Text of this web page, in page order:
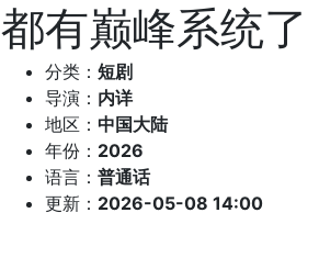
都有巅峰系统
分类： 短剧
导演： 内详
地区： 中国大陆
年份： 2026
语言： 普通话
更新： 2026-05-08 14:00